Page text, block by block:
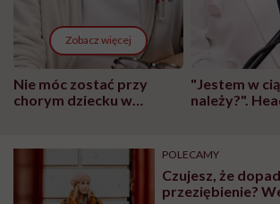
Zobacz więcej
Nie móc zostać przy
chorym dziecku w
może chyba tylko
głupota i brak
wyobraźni"
"Jestem w
należy?".
pracy
POLECAMY
Czujesz, że
przeziębienie?